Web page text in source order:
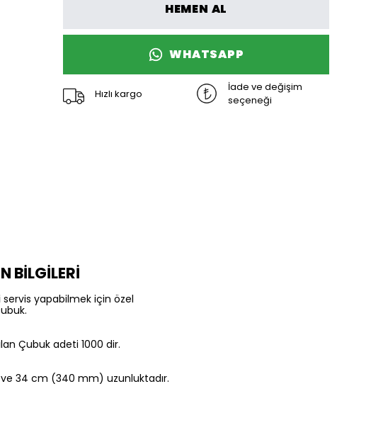
HEMEN AL
WHATSAPP
Hızlı kargo
İade ve değişim
seçeneği
BİLGİLERİ
servis yapabilmek için özel
Çubuk adeti 1000 dir.
ve 34 cm (340 mm) uzunluktadır.